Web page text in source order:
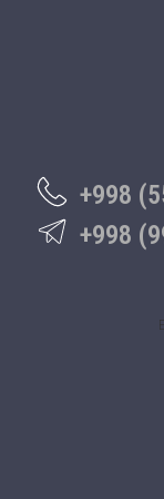
+998
+998